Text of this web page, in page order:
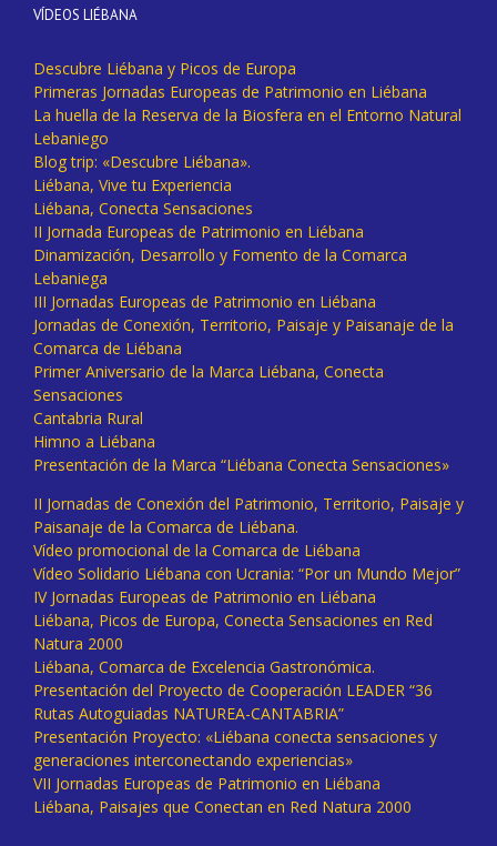
VÍDEOS LIÉBANA
Descubre Liébana y Picos de Europa
Primeras Jornadas Europeas de Patrimonio en Liébana
La huella de la Reserva de la Biosfera en el Entorno Natural
Lebaniego
Blog trip: «Descubre Liébana».
Liébana, Vive tu Experiencia
Liébana, Conecta Sensaciones
II Jornada Europeas de Patrimonio en Liébana
Dinamización, Desarrollo y Fomento de la Comarca
Lebaniega
III Jornadas Europeas de Patrimonio en Liébana
Jornadas de Conexión, Territorio, Paisaje y Paisanaje de la
Comarca de Liébana
Primer Aniversario de la Marca Liébana, Conecta
Sensaciones
Cantabria Rural
Himno a Liébana
Presentación de la Marca “Liébana Conecta Sensaciones»
II Jornadas de Conexión del Patrimonio, Territorio, Paisaje y
Paisanaje de la Comarca de Liébana.
Vídeo promocional de la Comarca de Liébana
Vídeo Solidario Liébana con Ucrania: “Por un Mundo Mejor”
IV Jornadas Europeas de Patrimonio en Liébana
Liébana, Picos de Europa, Conecta Sensaciones en Red
Natura 2000
Liébana, Comarca de Excelencia Gastronómica.
Presentación del Proyecto de Cooperación LEADER “36
Rutas Autoguiadas NATUREA-CANTABRIA”
Presentación Proyecto: «Liébana conecta sensaciones y
generaciones interconectando experiencias»
VII Jornadas Europeas de Patrimonio en Liébana
Liébana, Paisajes que Conectan en Red Natura 2000